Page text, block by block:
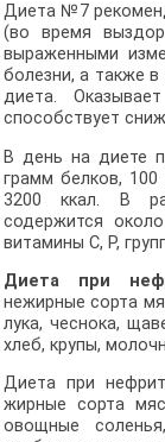
Диета №7
(во время
выраженными
болезни, а также в
диета.
способствует
В день на диете
грамм белков,
3200 ккал. В
содержится
витамины С, Р,
Диета при
нежирные сорта
лука, чеснока,
хлеб, крупы,
Диета при
жирные сорта
овощные